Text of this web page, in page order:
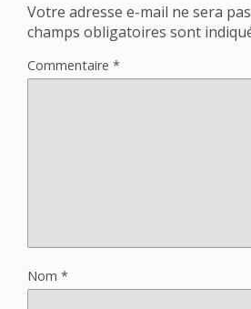
Votre adresse e-mail ne sera
champs obligatoires sont
Commentaire *
Nom *